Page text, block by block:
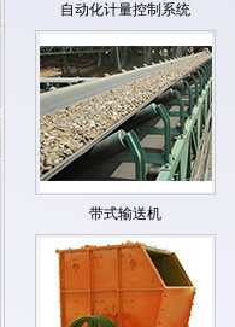
自动化计量控制系统
带式输送机